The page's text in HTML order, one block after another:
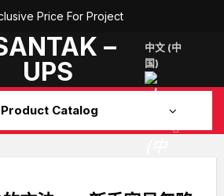
Price For Project
中文 (中
国)
Product Catalog